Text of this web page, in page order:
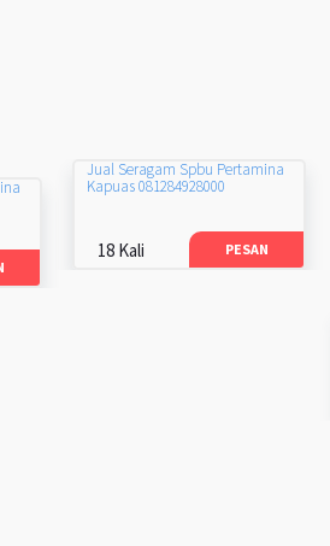
Jual Seragam Spbu Pertamina
Kapuas 081284928000
18 Kali PESAN